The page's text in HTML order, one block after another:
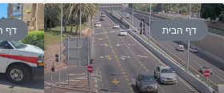
דף הבית דף